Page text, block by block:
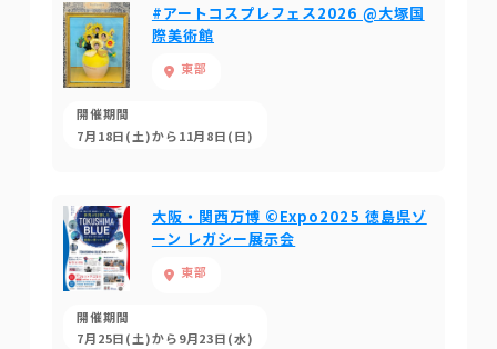
#アートコスプレフェス2026 @大塚国
際美術館
東部
開催期間
7月18日(土)から11月8日(日)
大阪・関西万博 ©Expo2025 徳島県ゾ
ーン レガシー展示会
東部
開催期間
7月25日(土)から9月23日(水)